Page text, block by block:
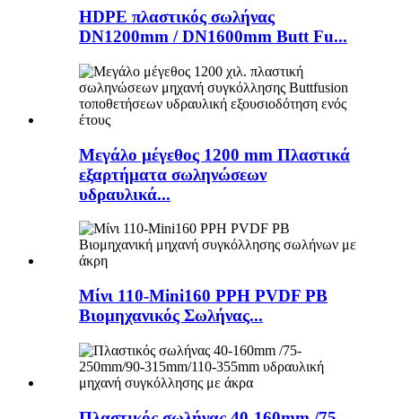
HDPE πλαστικός σωλήνας
DN1200mm / DN1600mm Butt Fu...
Μεγάλο μέγεθος 1200 mm Πλαστικά
εξαρτήματα σωληνώσεων
υδραυλικά...
Μίνι 110-Mini160 PPH PVDF PB
Βιομηχανικός Σωλήνας...